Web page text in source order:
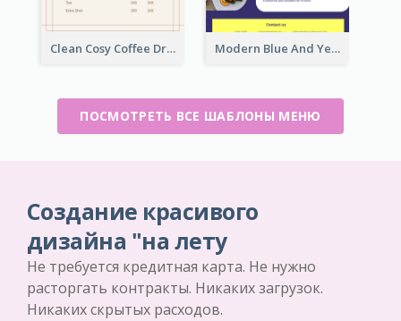
Clean Cosy Coffee Drinks Menu Design Modern Blue And Yellow Cuisine Menu Design Template
ПОСМОТРЕТЬ ВСЕ ШАБЛОНЫ МЕНЮ
Создание красивого
дизайна "на лету
Не требуется кредитная карта. Не нужно
расторгать контракты. Никаких загрузок.
Никаких скрытых расходов.